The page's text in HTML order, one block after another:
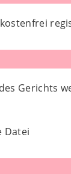
Gerichts
Datei